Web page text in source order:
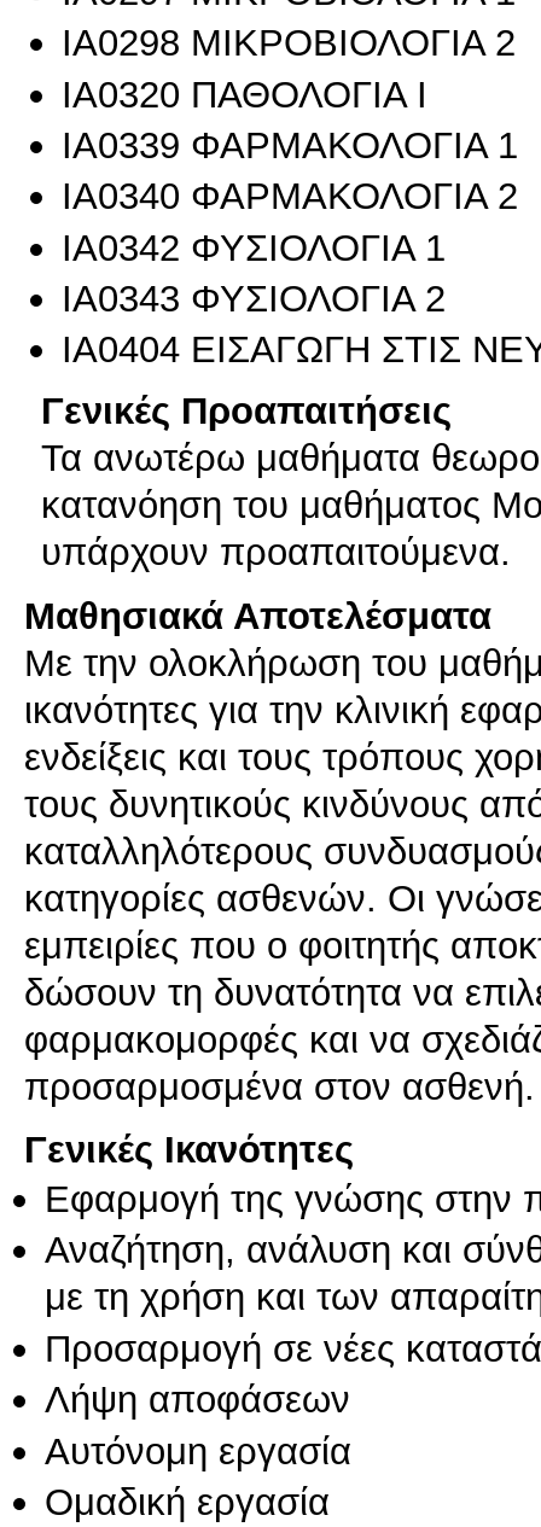
ΙΑ0298 ΜΙΚΡΟΒΙΟΛΟΓΙΑ 2
ΙΑ0320 ΠΑΘΟΛΟΓΙΑ Ι
ΙΑ0339 ΦΑΡΜΑΚΟΛΟΓΙΑ 1
ΙΑ0340 ΦΑΡΜΑΚΟΛΟΓΙΑ 2
ΙΑ0342 ΦΥΣΙΟΛΟΓΙΑ 1
ΙΑ0343 ΦΥΣΙΟΛΟΓΙΑ 2
ΙΑ0404 ΕΙΣΑΓΩΓΗ ΣΤΙΣ
Γενικές Προαπαιτήσεις
Τα ανωτέρω μαθήματα
κατανόηση του μαθήματος
υπάρχουν προαπαιτούμενα.
Μαθησιακά Αποτελέσματα
Με την ολοκλήρωση του
ικανότητες για την κλινική
ενδείξεις και τους τρόπους
τους δυνητικούς κινδύνους
καταλληλότερους
κατηγορίες ασθενών. Οι
εμπειρίες που ο φοιτητής
δώσουν τη δυνατότητα να
φαρμακομορφές και να
προσαρμοσμένα στον ασθενή.
Γενικές Ικανότητες
Εφαρμογή της γνώσης στην
Αναζήτηση, ανάλυση και
με τη χρήση και των
Προσαρμογή σε νέες
Λήψη αποφάσεων
Αυτόνομη εργασία
Ομαδική εργασία